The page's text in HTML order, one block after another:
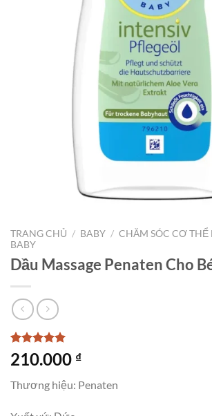
TRANG CHỦ / BABY / CHĂM SÓC CƠ THỂ
BABY
Dầu Massage Penaten Cho
5trên 5
dựa trên
1
210.000 ₫
Thương hiệu: Penaten